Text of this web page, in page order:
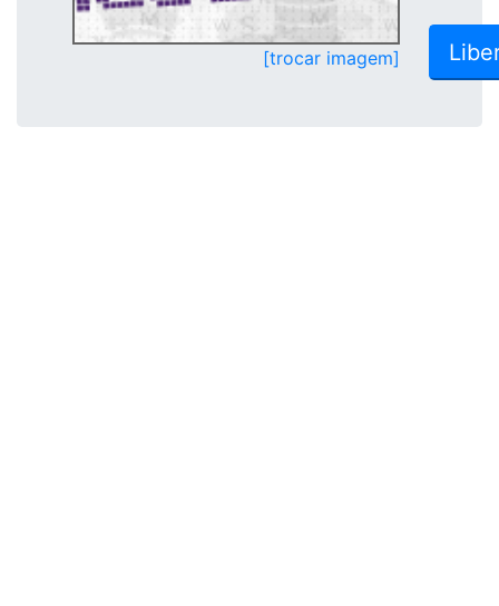
[trocar imagem]